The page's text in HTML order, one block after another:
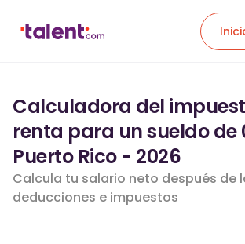
Calculadora del
renta para un sueldo de
Puerto Rico - 2026
Calcula tu salario neto después de
deducciones e impuestos